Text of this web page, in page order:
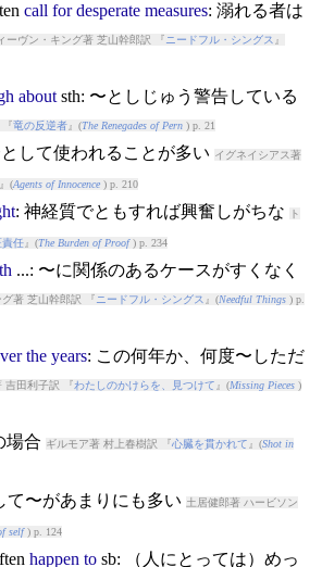
call for desperate measures: 溺れる者は
ーヴン・キング著 芝山幹郎訳 『 ニードフル・シングス 』
aboutsth: 〜としじゅう警告している
竜の反逆者』(The Renegades of Pern) p. 21
して使われることが多い イグネイシアス著
』(Agents of Innocence) p. 210
: 神経質でともすれば興奮しがちな ト
責任』(The Burden of Proof) p. 234
...: 〜に関係のあるケースがすくなく
著 芝山幹郎訳 『 ニードフル・シングス 』(Needful Things) p.
the years: この何年か、何度〜しただ
吉田利子訳 『わたしのかけらを、見つけて 』(Missing Pieces)
場合 ギルモア著 村上春樹訳 『心臓を貫かれて 』(Shot in
て〜があまりにも多い 土居健郎著 ハービソン
self) p. 124
happen tosb: （人にとっては）めっ